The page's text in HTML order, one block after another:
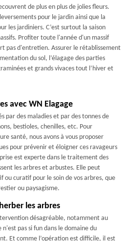
de plus en plus de jolies fleurs.
pour le jardin ainsi que la
les jardiniers. C’est surtout la saison
Profiter toute l'année d'un massif
pas d'entretien. Assurer le rétablissement
du sol, l’élagage des parties
et grands vivaces tout l’hiver et
avec WN Elagage
par des maladies et par des tonnes de
bestioles, chenilles, etc. Pour
santé, nous avons à vous proposer
pour prévenir et éloigner ces ravageurs
est experte dans le traitement des
les arbres et arbustes. Elle peut
curatif pour le soin de vos arbres, que
ou paysagisme.
les arbres
désagréable, notamment au
pas si fun dans le domaine du
Et comme l’opération est difficile, il est